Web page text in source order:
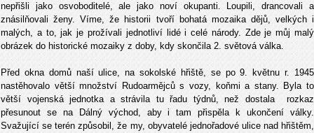
nepřišli jako osvoboditelé, ale jako noví okupanti. Loupili, drancovali a
znásilňovali ženy. Víme, že historii tvoří bohatá mozaika dějů, velkých i
malých, a to, jak je prožívali jednotliví lidé i celé národy. Zde je můj malý
obrázek do historické mozaiky z doby, kdy skončila 2. světová válka.
Před okna domů naší ulice, na sokolské hřiště, se po 9. květnu r. 1945
nastěhovalo větší množství Rudoarmějců s vozy, koňmi a stany. Byla to
větší vojenská jednotka a strávila tu řadu týdnů, než dostala rozkaz
přesunout se na Dálný východ, aby i tam přispěla k ukončení války.
Svažující se terén způsobil, že my, obyvatelé jednořadové ulice nad hřištěm,